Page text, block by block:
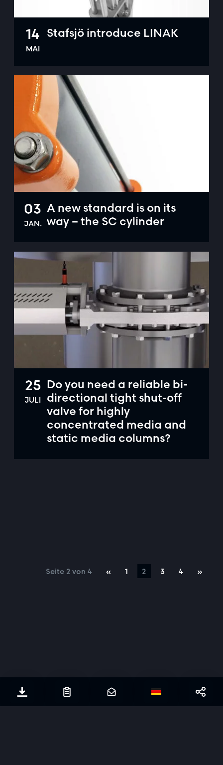
14
MAI
Stafsjö introduce LINAK
03
JAN.
A new standard is on its
way – the SC cylinder
25
JULI
Do you need a reliable bi-
directional tight shut-off
valve for highly
concentrated media and
static media columns?
Seite 2 von 4 « 1 2 3 4 »